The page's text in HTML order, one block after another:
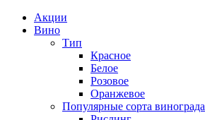
Акции
Вино
Тип
Красное
Белое
Розовое
Оранжевое
Популярные сорта винограда